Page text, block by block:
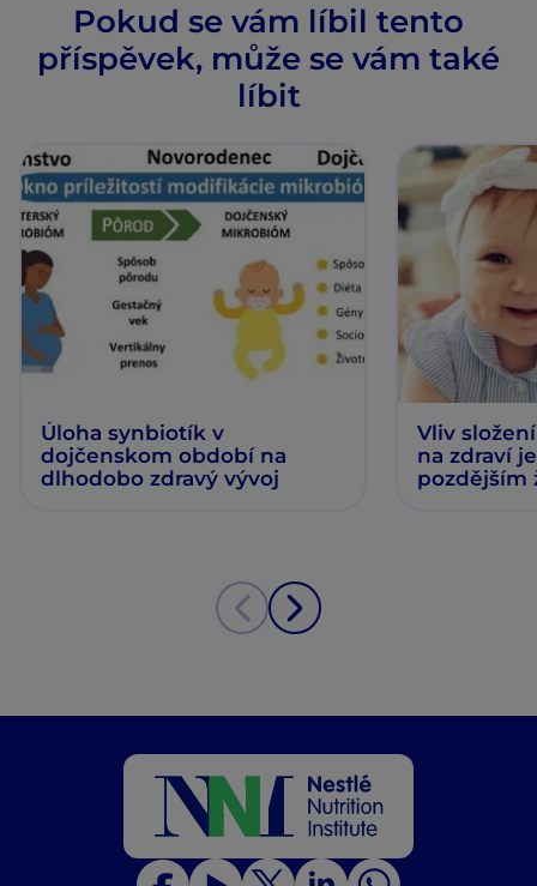
Pokud se vám líbil tento
příspěvek, může se vám také
líbit
Úloha synbiotík v
dojčenskom období na
dlhodobo zdravý vývoj
Vliv
na zdraví
pozdějším